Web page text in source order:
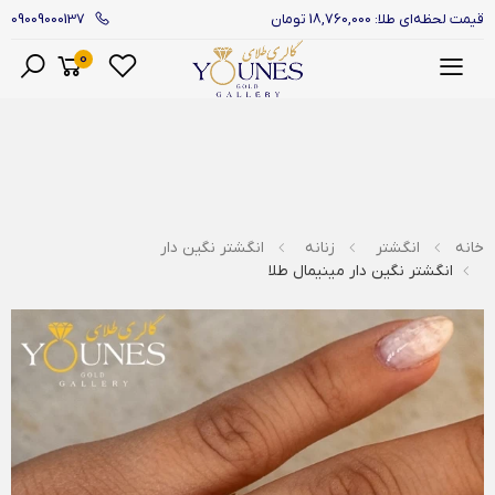
قیمت لحظه‌ای طلا: 18,760,000 تومان 09009000137
0
خانه انگشتر زنانه
انگشتر نگین دار
انگشتر نگین دار مینیمال طلا